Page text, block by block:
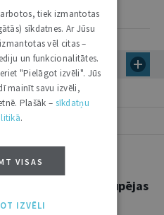
par ko jārūpējas
tiek izmantotas
sīkdatnes. Ar Jūsu
vēl citas –
un funkcionalitātes.
"Pielāgot izvēli". Jūs
mainīt savu izvēli,
Plašāk – sīkdatņu
.
VISAS
IZVĒLI